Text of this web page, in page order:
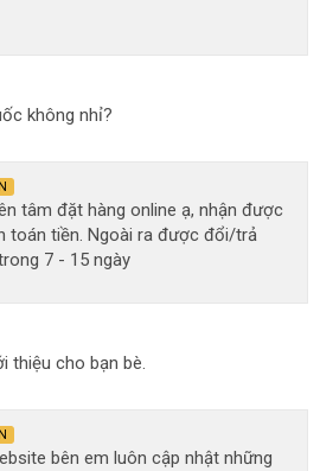
không nhỉ?
tâm đặt hàng online ạ, nhận được
toán tiền. Ngoài ra được đổi/trả
7 - 15 ngày
thiệu cho bạn bè.
bên em luôn cập nhật những